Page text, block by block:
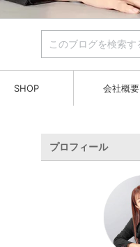
プロフィール
SHOP 会社概要